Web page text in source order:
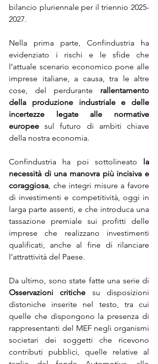
bilancio pluriennale per il triennio 2025-
2027.
Nella prima parte, Confindustria ha
evidenziato i rischi e le sfide che
l’attuale scenario economico pone alle
imprese italiane, a causa, tra le altre
cose, del perdurante rallentamento
della produzione industriale e delle
incertezze legate alle normative
europee sul futuro di ambiti chiave
della nostra economia.
Confindustria ha poi sottolineato
la
necessità di una manovra più incisiva e
coraggiosa, che integri misure a favore
di investimenti e competitività, oggi in
larga parte assenti, e che introduca una
tassazione premiale sui profitti delle
imprese che realizzano investimenti
qualificati, anche al fine di rilanciare
l’attrattività del Paese.
Osservazioni critiche su disposizioni
distoniche inserite nel testo, tra cui
quelle che dispongono la presenza di
rappresentanti del MEF negli organismi
societari dei soggetti che ricevono
contributi pubblici, quelle relative al